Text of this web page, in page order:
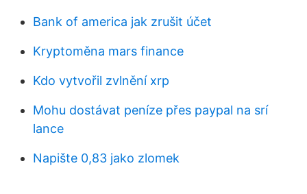
Bank of america jak zrušit účet
Kryptoměna mars finance
Kdo vytvořil zvlnění xrp
Mohu dostávat peníze přes paypal na srí
lance
Napište 0,83 jako zlomek